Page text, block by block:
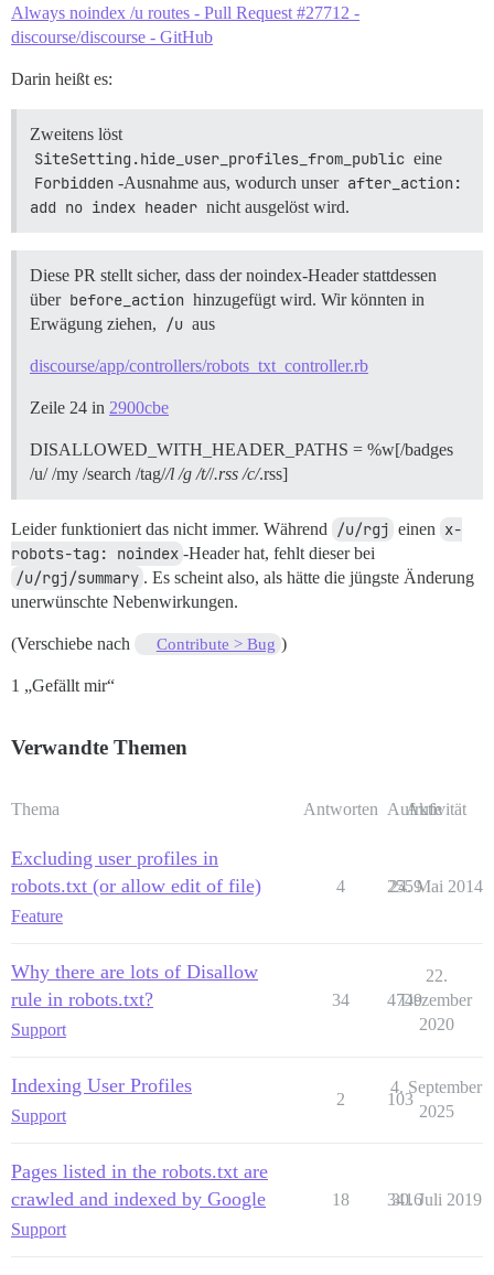
Always noindex /u routes - Pull Request #27712 -
discourse/discourse - GitHub
Darin heißt es:
Zweitens löst
SiteSetting.hide_user_profiles_from_public eine
Forbidden -Ausnahme aus, wodurch unser after_action:
add no index header nicht ausgelöst wird.
Diese PR stellt sicher, dass der noindex-Header stattdessen
über before_action hinzugefügt wird. Wir könnten in
Erwägung ziehen,
/u aus
discourse/app/controllers/robots_txt_controller.rb
Zeile 24 in 2900cbe
DISALLOWED_WITH_HEADER_PATHS = %w[/badges
/u/ /my /search /tag//l /g /t//.rss /c/.rss]
Leider funktioniert das nicht immer. Während /u/rgj einen x-
robots-tag: noindex -Header hat, fehlt dieser bei
/u/rgj/summary . Es scheint also, als hätte die jüngste Änderung
unerwünschte Nebenwirkungen.
(Verschiebe nach Contribute > Bug )
1 „Gefällt mir“
Verwandte Themen
Thema Antworten Aufrufe
Aktivität
Excluding user profiles in
robots.txt (or allow edit of file)
Feature
4 2559
24. Mai 2014
Why there are lots of Disallow
rule in robots.txt?
Support
34 4749
22.
Dezember
2020
Indexing User Profiles
Support
2 103
4. September
2025
Pages listed in the robots.txt are
crawled and indexed by Google
Support
18 3416
30. Juli 2019